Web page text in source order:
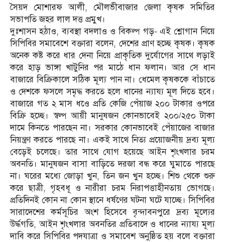
সৈয়দ মোশারফ আলী, মৌলভীবাজার জেলা কৃষক সমিতির
সভাপতি জহর লাল দত্ত প্রমুখ।
দুঃশাসন হঠাও, ব্যবস্থা বদলাও ও বিকল্প গড়- এই শ্লোগান নিয়ে
সিপিবির সমাবেশে বক্তারা বলেন, দেশের প্রাণ হচ্ছে কৃষক। কৃষক
অনেক কষ্ট করে ধার দেনা নিয়ে প্রাকৃতিক দুর্যোগের সাথে লড়াই
করে হাড় ভাঙ্গা খাটুনির পর মাঠে ধান ফলান। আর সে ধান
বাজারে বিক্রিকালে সঠিক মূল্য পান না। ধেমেল কৃষককে বাঁচাতে
ও দেশকে ফসলে সমৃদ্ধ করতে হলে ধানের ন্যায্য মূল দিতে হবে।
বাজারে গত ২ মাস ধওে প্রতি কেজি পেঁয়াজ ২০০ টাকার ওপরে
বিক্রি হচ্ছে। স্বল্প আয়ী মানুষজন কোনভাবেই ২০০/২৫০ টাকা
দামে কিনতে পারছেন না। সরকার কোনভাবেই পেঁয়াজের বাজার
নিয়ন্ত্রণ করতে পারছে না। একই সাথে নিত্য প্রয়োজনীয় দ্রব্য মূল্য
বেড়েই চলেছে। তার সাথে যোগ হয়েছে আইন শৃংখলার চরম
অবনতি। মানুষজন বাসা বাড়িতে দরজা বন্ধ করে ঘুমাতে পারছে
না। ঘরের মধ্যে জোড়া খুন, তিন জন খুন হচ্ছে। শিশু থেকে শুরু
করে ছাত্রী, গৃহবধূ ও নারীরা চরম নিরাপত্তাহীনতায় ভোগছে।
প্রতিদিনই কোন না কোন স্থানে ধর্ষণের ঘটনা ঘটে যাচ্ছে। সিপিবির
সারাদেশের কর্মসূচির অংশ হিসেবে বৃন্দাবনপুরে দ্রব্য মূল্যের
উর্দ্ধগতি, আইন শৃংখলার অবনতির প্রতিবাদে ও ধানের ন্যায্য মূল্য
দাবি করে সিপিবির পদযাত্রা ও সমাবেশ অনুষ্ঠিত হয় বলে বক্তারা